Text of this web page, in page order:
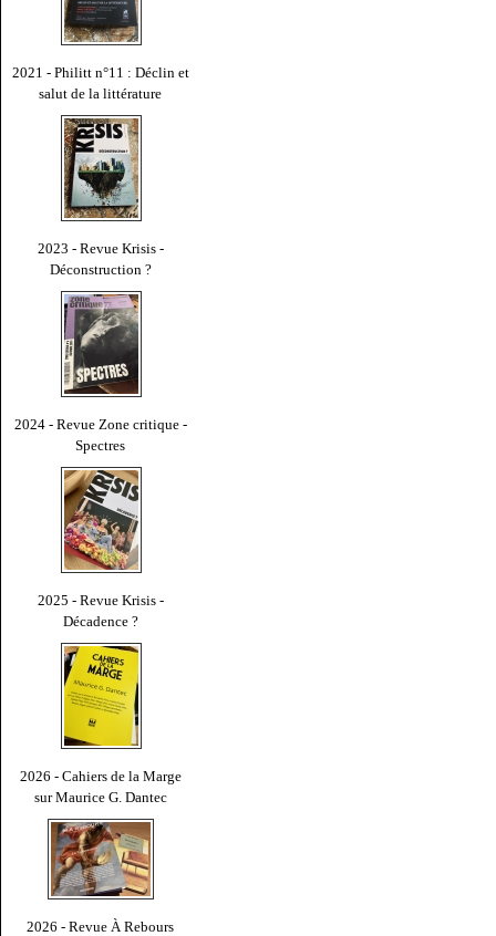
2021 - Philitt n°11 : Déclin et
salut de la littérature
2023 - Revue Krisis -
Déconstruction ?
2024 - Revue Zone critique -
Spectres
2025 - Revue Krisis -
Décadence ?
2026 - Cahiers de la Marge
sur Maurice G. Dantec
2026 - Revue À Rebours